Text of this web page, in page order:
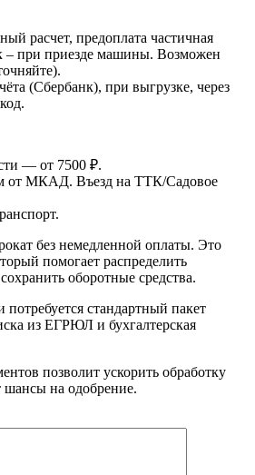
расчет, предоплата частичная
– при приезде машины. Возможен
(Сбербанк), при выгрузке, через
— от 7500 ₽.
от МКАД. Въезд на ТТК/Садовое
без немедленной оплаты. Это
помогает распределить
оборотные средства.
потребуется стандартный пакет
из ЕГРЮЛ и бухгалтерская
позволит ускорить обработку
на одобрение.